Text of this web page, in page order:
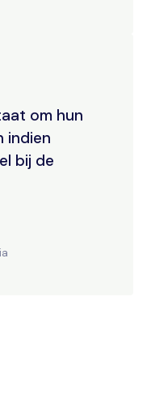
om hun
indien
bij de